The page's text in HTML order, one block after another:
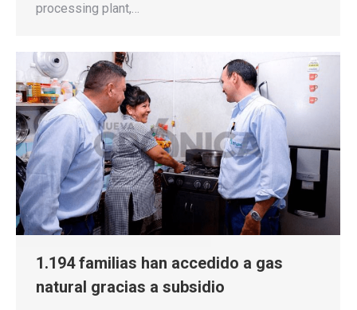
processing plant,…
1.194 familias han accedido a gas
natural gracias a subsidio